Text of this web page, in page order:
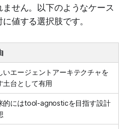
せん。以下のようなケース
値する選択肢です。
いエージェントアーキテクチャを
土台として有用
的にはtool-agnosticを目指す設計